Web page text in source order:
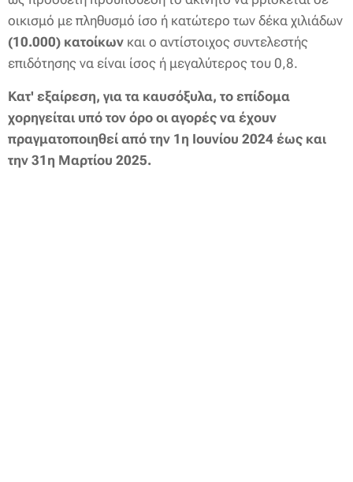
οικισμό με πληθυσμό ίσο ή κατώτερο των δέκα χιλιάδων
(10.000) κατοίκων και ο αντίστοιχος συντελεστής
επιδότησης να είναι ίσος ή μεγαλύτερος του 0,8.
Κατ' εξαίρεση, για τα καυσόξυλα, το επίδομα
χορηγείται υπό τον όρο οι αγορές να έχουν
πραγματοποιηθεί από την 1η Ιουνίου 2024 έως και
την 31η Μαρτίου 2025.